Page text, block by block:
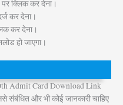
क्लिक कर देना।
कर देना।
कर देना।
हो जाएगा।
Admit Card Download Link
और भी कोई जानकारी चाहिए